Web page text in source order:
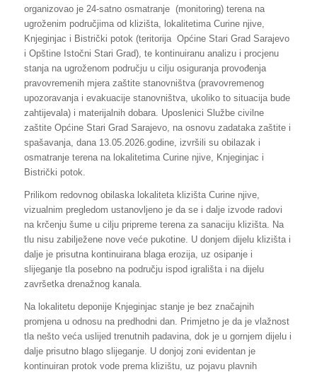
organizovao je 24-satno osmatranje (monitoring) terena na
ugroženim područjima od klizišta, lokalitetima Curine njive,
Knjeginjac i Bistrički potok (teritorija Općine Stari Grad Sarajevo
i Opštine Istočni Stari Grad), te kontinuiranu analizu i procjenu
stanja na ugroženom području u cilju osiguranja provođenja
pravovremenih mjera zaštite stanovništva (pravovremenog
upozoravanja i evakuacije stanovništva, ukoliko to situacija bude
zahtijevala) i materijalnih dobara. Uposlenici Službe civilne
zaštite Općine Stari Grad Sarajevo, na osnovu zadataka zaštite i
spašavanja, dana 13.05.2026.godine, izvršili su obilazak i
osmatranje terena na lokalitetima Curine njive, Knjeginjac i
Bistrički potok.
Prilikom redovnog obilaska lokaliteta klizišta Curine njive,
vizualnim pregledom ustanovljeno je da se i dalje izvode radovi
na krčenju šume u cilju pripreme terena za sanaciju klizišta. Na
tlu nisu zabilježene nove veće pukotine. U donjem dijelu klizišta i
dalje je prisutna kontinuirana blaga erozija, uz osipanje i
slijeganje tla posebno na području ispod igrališta i na dijelu
završetka drenažnog kanala.
Na lokalitetu deponije Knjeginjac stanje je bez značajnih
promjena u odnosu na predhodni dan. Primjetno je da je vlažnost
tla nešto veća uslijed trenutnih padavina, dok je u gornjem dijelu i
dalje prisutno blago slijeganje. U donjoj zoni evidentan je
kontinuiran protok vode prema klizištu, uz pojavu plavnih